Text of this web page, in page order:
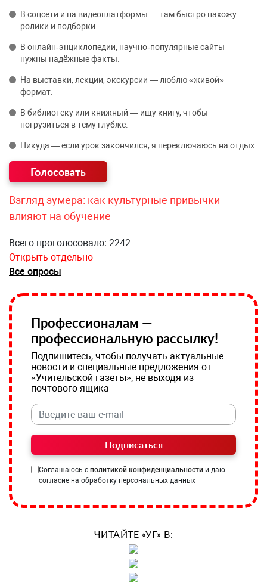
В соцсети и на видеоплатформы — там быстро нахожу
ролики и подборки.
В онлайн‑энциклопедии, научно‑популярные сайты —
нужны надёжные факты.
На выставки, лекции, экскурсии — люблю «живой»
формат.
В библиотеку или книжный — ищу книгу, чтобы
погрузиться в тему глубже.
Никуда — если урок закончился, я переключаюсь на отдых.
Взгляд зумера: как культурные привычки
влияют на обучение
Всего проголосовало: 2242
Открыть отдельно
Все опросы
Профессионалам —
профессиональную рассылку!
Подпишитесь, чтобы получать актуальные
новости и специальные предложения от
«Учительской газеты», не выходя из
почтового ящика
Подписаться
Соглашаюсь с политикой конфиденциальности и даю
согласие на обработку персональных данных
ЧИТАЙТЕ «УГ» В: